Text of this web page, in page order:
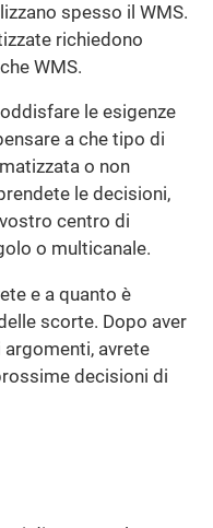
spesso il WMS.
richiedono
WMS.
le esigenze
a che tipo di
o non
le decisioni,
centro di
o multicanale.
e a quanto è
scorte. Dopo aver
avrete
decisioni di